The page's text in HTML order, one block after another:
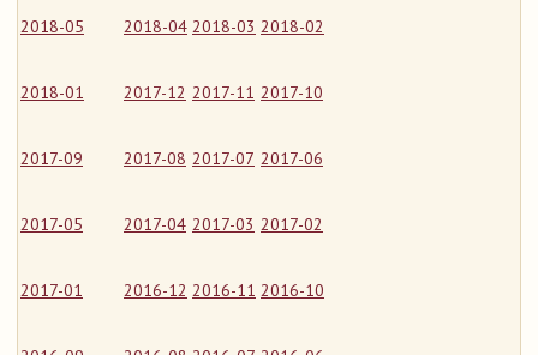
2018-05 2018-04 2018-03 2018-02
2018-01 2017-12 2017-11 2017-10
2017-09 2017-08 2017-07 2017-06
2017-05 2017-04 2017-03 2017-02
2017-01 2016-12 2016-11 2016-10